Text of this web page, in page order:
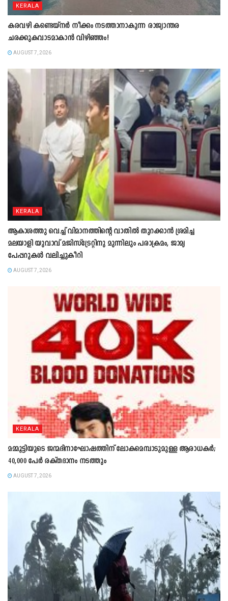
KERALA
കരവഴി കണ്ടെയ്നർ നീക്കം നടത്താനാകുന്ന രാജ്യാന്തര
ചരക്കുകവാടമാകാൻ വിഴിഞ്ഞം!
AUGUST 7, 2026
KERALA
ആകാശത്തു വെച്ച് വിമാനത്തിന്റെ വാതില്‍ തുറക്കാന്‍ ശ്രമിച്ച
മലയാളി യുവാവ് മജിസ്ട്രേറ്റിനു മുന്നിലും പരാക്രമം, ജാമ്യ
പേപ്പറുകൾ വലിച്ചുകീറി
AUGUST 7, 2026
KERALA
മമ്മൂട്ടിയുടെ ജന്മദിനാഘോഷത്തിന് ലോകമെമ്പാടുമുള്ള ആരാധകർ;
40,000 പേർ രക്തദാനം നടത്തും
AUGUST 7, 2026